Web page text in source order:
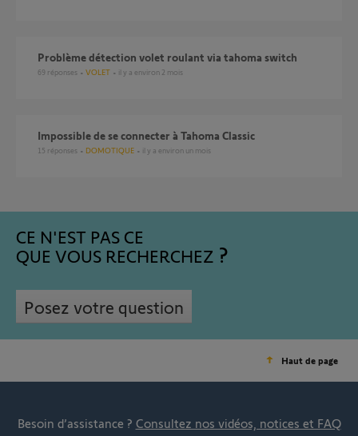
Problème détection volet roulant via tahoma switch
69 réponses VOLET il y a environ 2 mois
Impossible de se connecter à Tahoma Classic
15 réponses DOMOTIQUE il y a environ un mois
CE N'EST PAS CE
QUE VOUS RECHERCHEZ
Posez votre question
Haut de page
Besoin d’assistance ? Consultez nos vidéos, notices et FAQ